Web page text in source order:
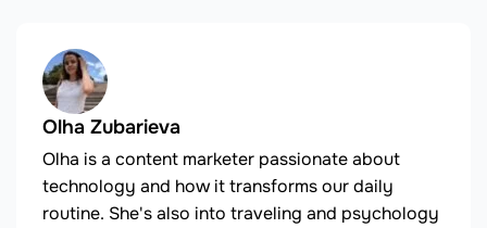
Olha Zubarieva
Olha is a content marketer passionate about
technology and how it transforms our daily
routine. She's also into traveling and psychology